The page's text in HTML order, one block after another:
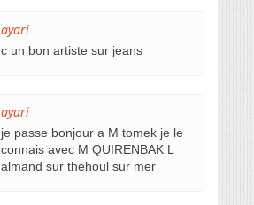
ayari
c un bon artiste sur jeans
ayari
je passe bonjour a M tomek je le
connais avec M QUIRENBAK L
almand sur thehoul sur mer